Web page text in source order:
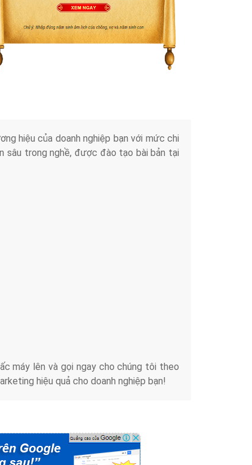
hiệu của doanh nghiệp bạn với mức chi
sâu trong nghề, được đào tạo bài bản tại
máy lên và gọi ngay cho chúng tôi theo
hiệu quả cho doanh nghiệp bạn!